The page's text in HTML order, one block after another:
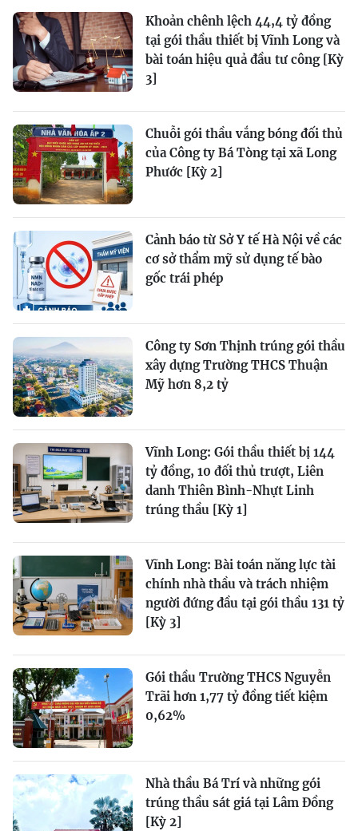
Khoản chênh lệch 44,4 tỷ đồng
tại gói thầu thiết bị Vĩnh Long và
bài toán hiệu quả đầu tư công [Kỳ
3]
Chuỗi gói thầu vắng bóng đối thủ
của Công ty Bá Tòng tại xã Long
Phước [Kỳ 2]
Cảnh báo từ Sở Y tế Hà Nội về các
cơ sở thẩm mỹ sử dụng tế bào
gốc trái phép
Công ty Sơn Thịnh trúng gói thầu
xây dựng Trường THCS Thuận
Mỹ hơn 8,2 tỷ
Vĩnh Long: Gói thầu thiết bị 144
tỷ đồng, 10 đối thủ trượt, Liên
danh Thiên Bình-Nhựt Linh
trúng thầu [Kỳ 1]
Vĩnh Long: Bài toán năng lực tài
chính nhà thầu và trách nhiệm
người đứng đầu tại gói thầu 131 tỷ
[Kỳ 3]
Gói thầu Trường THCS Nguyễn
Trãi hơn 1,77 tỷ đồng tiết kiệm
0,62%
Nhà thầu Bá Trí và những gói
trúng thầu sát giá tại Lâm Đồng
[Kỳ 2]